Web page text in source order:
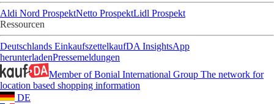
Aldi Nord ProspektNetto ProspektLidl Prospekt
Ressourcen
Deutschlands EinkaufszettelkaufDA InsightsApp
herunterladenPressemeldungen
Member of Bonial International Group The network for
location based shopping information
DE